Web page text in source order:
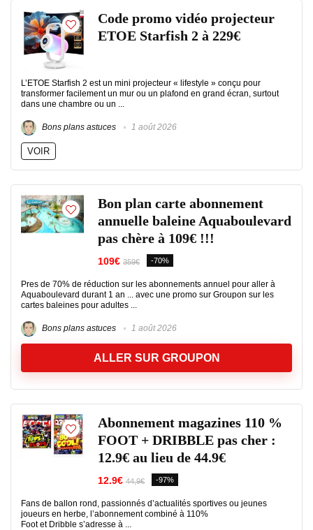
Code promo vidéo projecteur
ETOE Starfish 2 à 229€
L’ETOE Starfish 2 est un mini projecteur « lifestyle » conçu pour
transformer facilement un mur ou un plafond en grand écran, surtout
dans une chambre ou un ...
Bons plans astuces 1 août 2026
VOIR
Bon plan carte abonnement
annuelle baleine Aquaboulevard
pas chère à 109€ !!!
109€ 359€ -70%
Pres de 70% de réduction sur les abonnements annuel pour aller à
Aquaboulevard durant 1 an ... avec une promo sur Groupon sur les
cartes baleines pour adultes ...
Bons plans astuces 1 août 2026
ALLER SUR GROUPON
Abonnement magazines 110 %
FOOT + DRIBBLE pas cher :
12.9€ au lieu de 44.9€
12.9€ 44,9€ -97%
Fans de ballon rond, passionnés d’actualités sportives ou jeunes
joueurs en herbe, l’abonnement combiné à 110%
Foot et Dribble s’adresse à ...